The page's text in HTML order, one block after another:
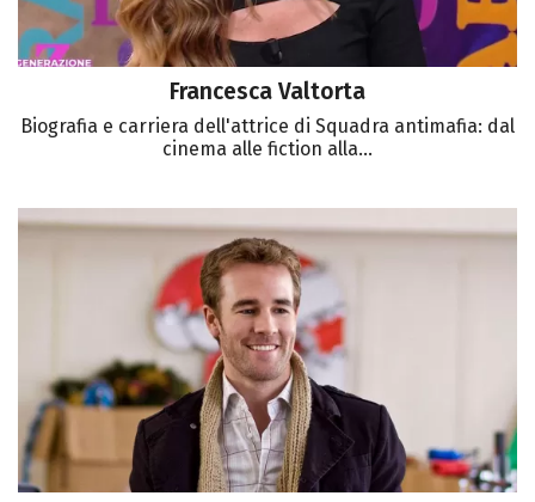
Francesca Valtorta
Biografia e carriera dell'attrice di Squadra antimafia: dal
cinema alle fiction alla...